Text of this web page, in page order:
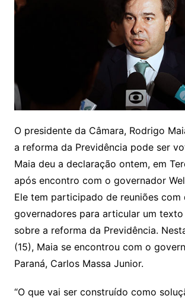
O presidente da Câmara, Rodrigo
a reforma da Previdência pode ser
Maia deu a declaração ontem, em
após encontro com o governador
Ele tem participado de reuniões com
governadores para articular um texto
sobre a reforma da Previdência.
(15), Maia se encontrou com o
Paraná, Carlos Massa Junior.
“O que vai ser construído como